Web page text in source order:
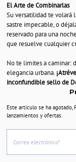
El Arte de Combinarlas
Su versatilidad te volará
sastre impecable, o
reservado para una
que resuelve cualquier
No te limites a caminar:
elegancia urbana.
inconfundible sello de
Este articulo se ha
lanzamientos y ofertas.
Correo electrónico*